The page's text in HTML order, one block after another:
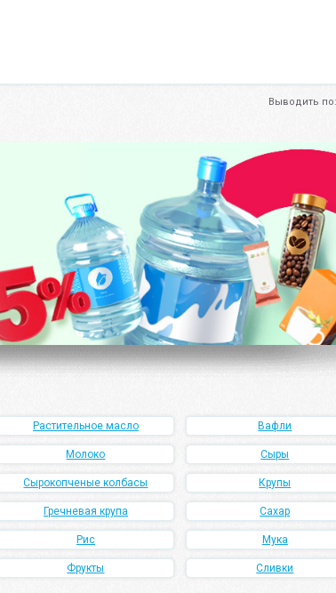
Выводить по:
Растительное масло Вафли
Молоко Сыры
Сырокопченые колбасы Крупы
Гречневая крупа Сахар
Рис Мука
Фрукты Сливки